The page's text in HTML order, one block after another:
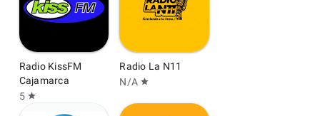
Radio KissFM
Cajamarca
5 star
Radio La N11
N/A star